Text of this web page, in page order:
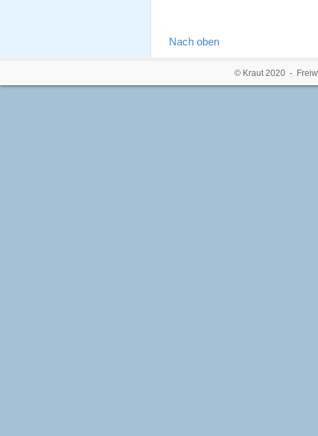
Nach oben
© Kraut 2020 -